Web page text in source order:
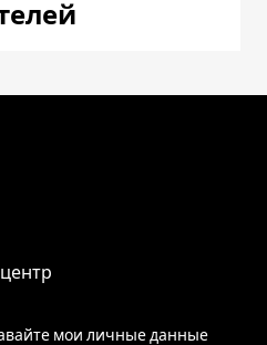
мои личные данные